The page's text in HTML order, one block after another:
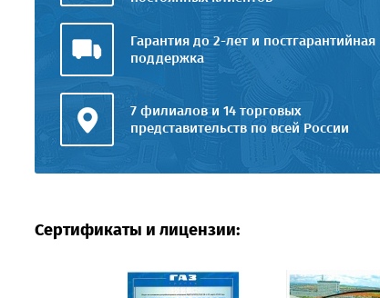
Гарантия до 2-лет и постгарантийная
поддержка
7 филиалов и 14 торговых
представительств по всей России
Сертификаты и лицензии: